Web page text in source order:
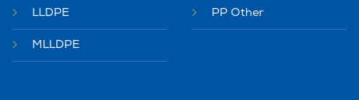
LLDPE
MLLDPE
PP Other